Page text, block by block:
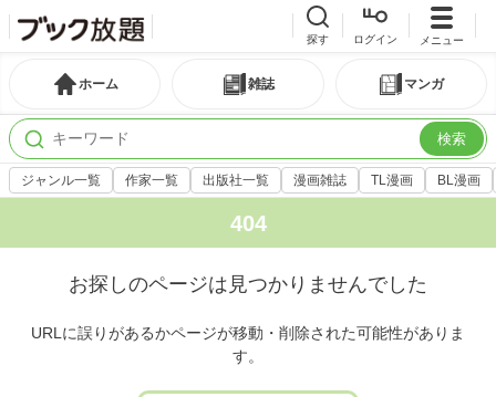
探す ログイン メニュー
ホーム 雑誌 マンガ
検索
ジャンル一覧 作家一覧 出版社一覧 漫画雑誌 TL漫画 BL漫画
404
お探しのページは見つかりませんでした
URLに誤りがあるかページが移動・削除された可能性がありま
す。